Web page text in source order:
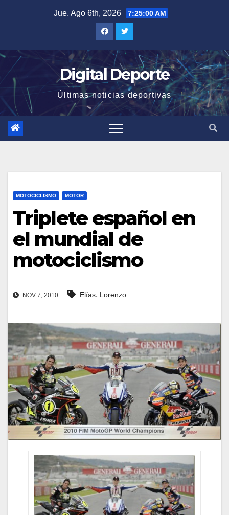
Jue. Ago 6th, 2026 7:25:01 AM
Digital Deporte
Últimas noticias deportivas
MOTOCICLISMO MOTOR
Triplete español en
el mundial de
motociclismo
NOV 7, 2010 Elías, Lorenzo